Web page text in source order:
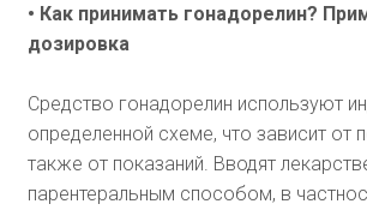
• Как принимать гонадорелин?
дозировка
Средство гонадорелин используют
определенной схеме, что зависит от
также от показаний. Вводят
парентеральным способом, в